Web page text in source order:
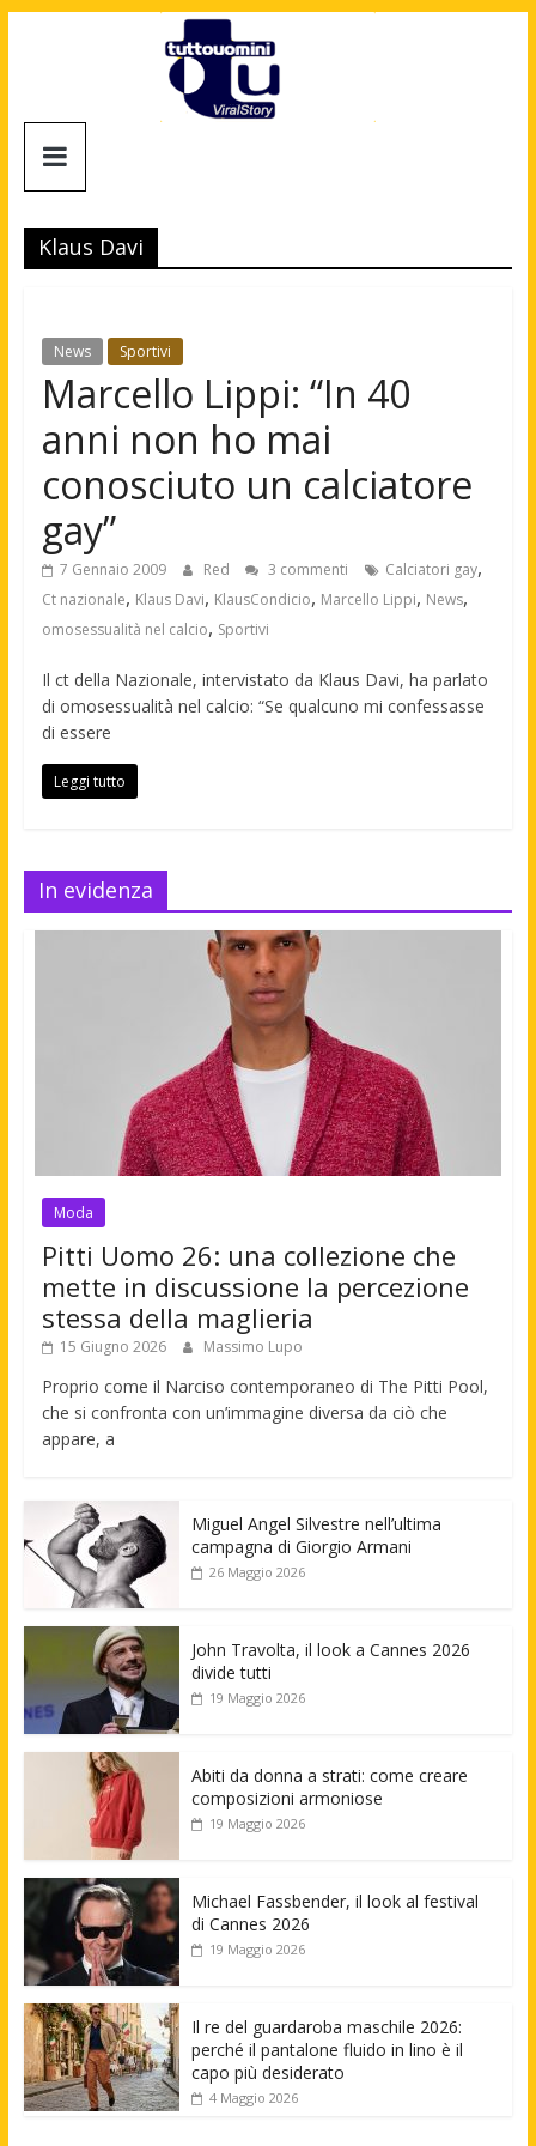
Tuttouomini
Tv,
Cinema,
news
moda
maschile
Klaus Davi
News Sportivi
Marcello Lippi: “In 40
anni non ho mai
conosciuto un calciatore
gay”
7 Gennaio 2009 Red 3 commenti Calciatori gay,
Ct nazionale, Klaus Davi, KlausCondicio, Marcello Lippi, News,
omosessualità nel calcio, Sportivi
Il ct della Nazionale, intervistato da Klaus Davi, ha parlato
di omosessualità nel calcio: “Se qualcuno mi confessasse
di essere
Leggi tutto
In evidenza
Moda
Pitti Uomo 26: una collezione che
mette in discussione la percezione
stessa della maglieria
15 Giugno 2026 Massimo Lupo
Proprio come il Narciso contemporaneo di The Pitti Pool,
che si confronta con un’immagine diversa da ciò che
appare, a
Miguel Angel Silvestre nell’ultima
campagna di Giorgio Armani
26 Maggio 2026
John Travolta, il look a Cannes 2026
divide tutti
19 Maggio 2026
Abiti da donna a strati: come creare
composizioni armoniose
19 Maggio 2026
Michael Fassbender, il look al festival
di Cannes 2026
19 Maggio 2026
Il re del guardaroba maschile 2026:
perché il pantalone fluido in lino è il
capo più desiderato
4 Maggio 2026